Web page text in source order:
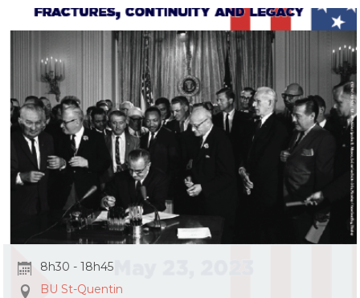
8h30 - 18h45
BU St-Quentin